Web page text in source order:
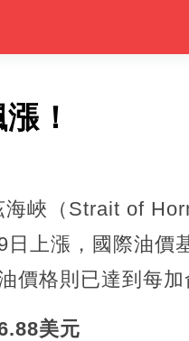
！
峽（Strait of
上漲，國際油
價格則已達到每加
美元